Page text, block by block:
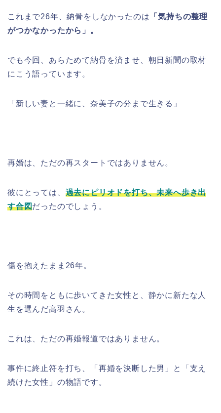
これまで26年、納骨をしなかったのは 「気持ちの整理
がつかなかったから」。
でも今回、あらためて納骨を済ませ、朝日新聞の取材
にこう語っています。
「新しい妻と一緒に、奈美子の分まで生きる」
再婚は、ただの再スタートではありません。
彼にとっては、 過去にピリオドを打ち、未来へ歩き出
す合図だったのでしょう。
傷を抱えたまま26年。
その時間をともに歩いてきた女性と、静かに新たな人
生を選んだ高羽さん。
これは、ただの再婚報道ではありません。
事件に終止符を打ち、「再婚を決断した男」と「支え
続けた女性」の物語です。